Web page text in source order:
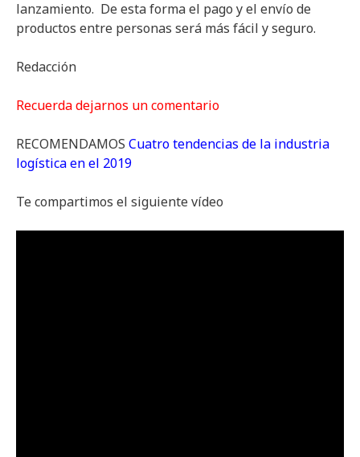
lanzamiento. De esta forma el pago y el envío de
productos entre personas será más fácil y seguro.
Redacción
Recuerda dejarnos un comentario
RECOMENDAMOS Cuatro tendencias de la industria
logística en el 2019
Te compartimos el siguiente vídeo